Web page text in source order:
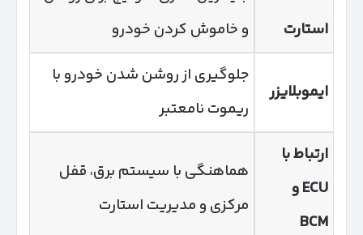
استارت
و خاموش کردن خودرو
ایموبلایزر
جلوگیری از روشن شدن خودرو با
ریموت نامعتبر
ارتباط با
ECUو
BCM
هماهنگی با سیستم برق، قفل
مرکزی و مدیریت استارت